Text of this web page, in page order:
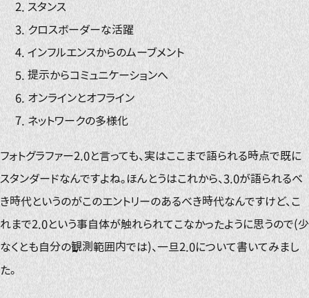
スタンス
クロスボーダーな活躍
インフルエンスからのムーブメント
提示からコミュニケーションへ
オンラインとオフライン
ネットワークの多様化
フォトグラファー2.0と言っても、実はここまで語られる時点で既に
スタンダードなんですよね。ほんとうはこれから、3.0が語られるべ
き時代というのがこのエントリーのあるべき時代なんですけど、こ
れまで2.0という事自体が触れられてこなかったように思うので(少
なくとも自分の観測範囲内では)、一旦2.0について書いてみまし
た。